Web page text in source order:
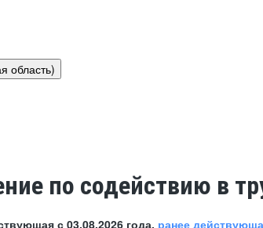
область)
по содействию в
с 03.08.2026 года, ранее